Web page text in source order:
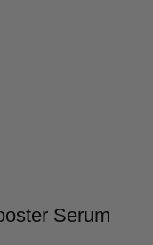
Serum